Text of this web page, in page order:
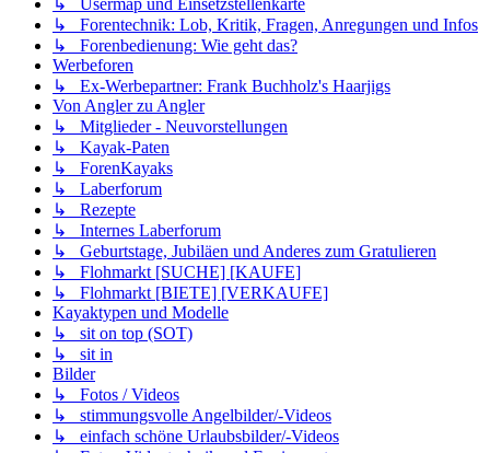
↳ Usermap und Einsetzstellenkarte
↳ Forentechnik: Lob, Kritik, Fragen, Anregungen und Infos
↳ Forenbedienung: Wie geht das?
Werbeforen
↳ Ex-Werbepartner: Frank Buchholz's Haarjigs
Von Angler zu Angler
↳ Mitglieder - Neuvorstellungen
↳ Kayak-Paten
↳ ForenKayaks
↳ Laberforum
↳ Rezepte
↳ Internes Laberforum
↳ Geburtstage, Jubiläen und Anderes zum Gratulieren
↳ Flohmarkt [SUCHE] [KAUFE]
↳ Flohmarkt [BIETE] [VERKAUFE]
Kayaktypen und Modelle
↳ sit on top (SOT)
↳ sit in
Bilder
↳ Fotos / Videos
↳ stimmungsvolle Angelbilder/-Videos
↳ einfach schöne Urlaubsbilder/-Videos